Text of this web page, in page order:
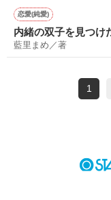
恋愛(純愛)
内緒の双子を見つけ
て離さない
藍里まめ／著
1